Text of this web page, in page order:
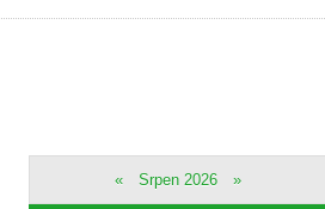
« Srpen 2026 »